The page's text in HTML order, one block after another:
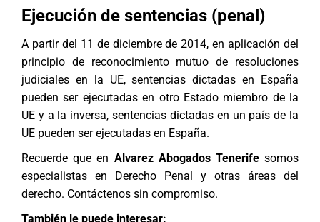
Ejecución de sentencias (penal)
A partir del 11 de diciembre de 2014, en aplicación del
principio de reconocimiento mutuo de resoluciones
judiciales en la UE, sentencias dictadas en España
pueden ser ejecutadas en otro Estado miembro de la
UE y a la inversa, sentencias dictadas en un país de la
UE pueden ser ejecutadas en España.
Recuerde que en Alvarez Abogados Tenerifesomos
especialistas en Derecho Penal y otras áreas del
derecho. Contáctenos sin compromiso.
También le puede interesar: